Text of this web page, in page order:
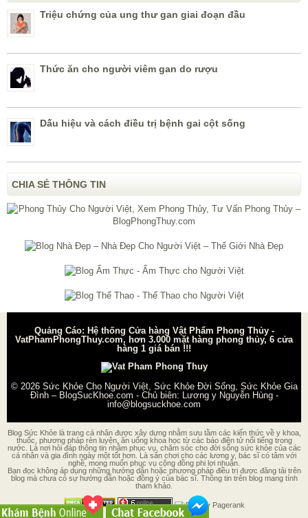
Triệu chứng của ung thư gan giai đoạn đầu
Thức ăn cho người viêm gan do rượu
Dấu hiệu và cách điều trị bệnh gai cột sống
CHIA SẺ THÔNG TIN
Quảng Cáo: Hệ thống Cửa hàng Vật Phẩm Phong Thủy -
VatPhamPhongThuy.com, hơn 3.000 mặt hàng phong thủy, 6 cửa
hàng 1 giá bán !!!
© 2026 Sức Khỏe Cho Người Việt, Sức Khỏe Đời Sống, Sức Khỏe Gia
Đình – BlogSucKhoe.com - Chủ biên: Lương y Nguyễn Hùng-
info@blogsuckhoe.com
Blog Sức Khỏe là trang cá nhân được xây dựng nhằm sưu tầm các kiến thức về y khoa,
thuốc, phương pháp rèn luyện, ăn uống khoa học từ các báo điện tử nổi tiếng trong
nước. Là nơi hỏi đáp thông tin nhằm phục vụ, chăm sóc cho đời sống sức khỏe của các
cá nhân và gia đình ngày một tốt hơn. Là sân chơi cho các lương y, bác sĩ có tâm với
nghề, mong muốn phục vụ cộng đồng phi lợi nhuận.
Bạn đọc không áp dụng những hướng dẫn hoặc phương pháp điều trị được đăng tải trên
blog mà chưa có sự hướng dẫn hoặc đồng ý của bác sĩ. Thông tin trên blog mang tính
tham khảo.